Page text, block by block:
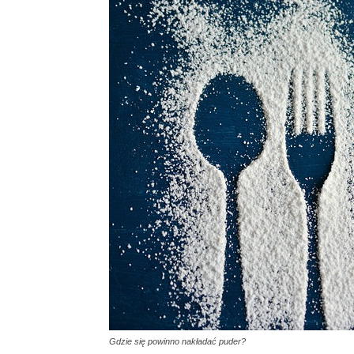
Gdzie się powinno nakładać puder?